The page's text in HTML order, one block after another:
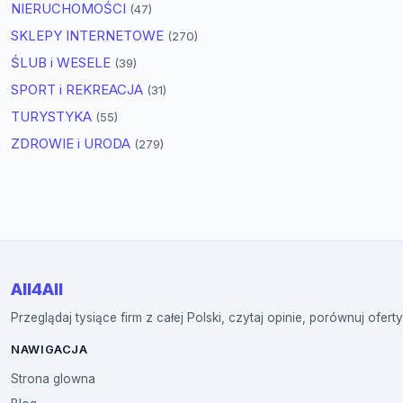
NIERUCHOMOŚCI (47)
SKLEPY INTERNETOWE (270)
ŚLUB i WESELE (39)
SPORT i REKREACJA (31)
TURYSTYKA (55)
ZDROWIE i URODA (279)
All4All
Przeglądaj tysiące firm z całej Polski, czytaj opinie, porównuj
NAWIGACJA
Strona glowna